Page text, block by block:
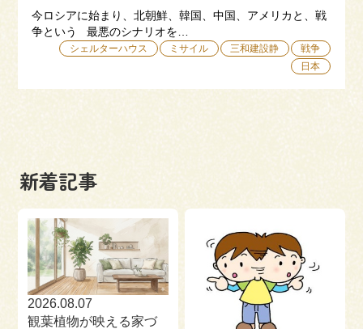
054-365-3838
受付時間／平日9:00 - 18:00
来場予約 お問い合わせ 資料請求
今ロシアに始まり、北朝鮮、韓国、中国、アメリカと、戦
争という 最悪のシナリオを…
シェルターハウス ミサイル 三和建設静
戦争
日本
新着記事
2026.08.07
観葉植物が映える家づ